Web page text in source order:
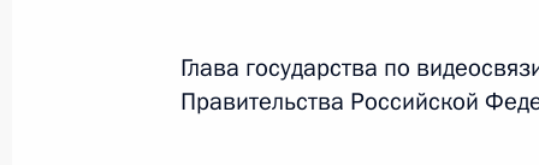
Совещание с членами
4 апреля 2024 года, 19:10
Глава государства по
Правительства Российской